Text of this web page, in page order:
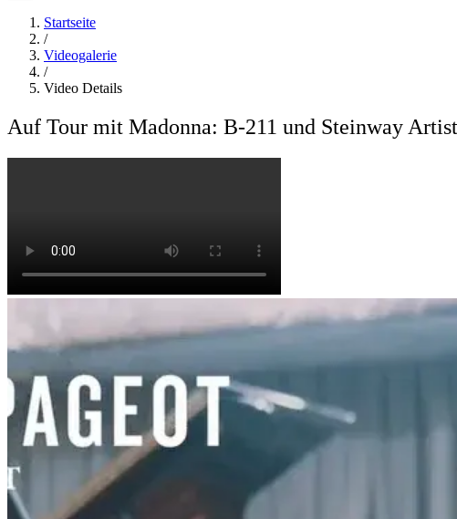
Startseite
/
Videogalerie
/
Video Details
Auf Tour mit Madonna: B-211 und Steinway